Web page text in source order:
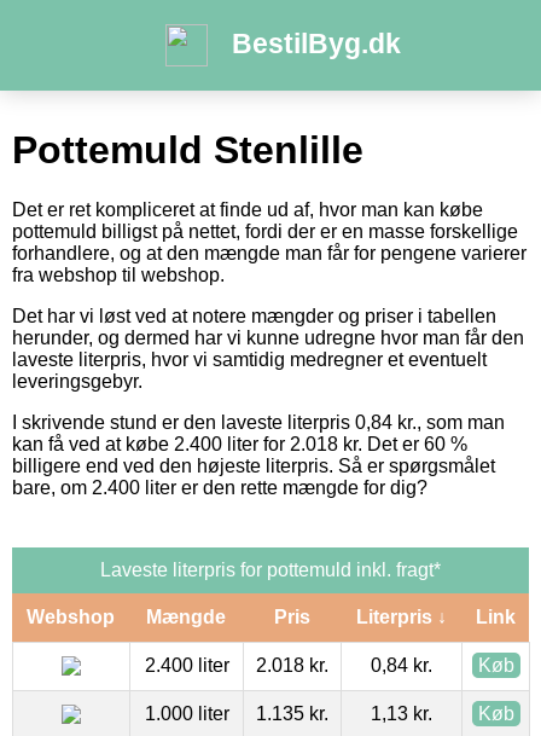
BestilByg.dk
Pottemuld Stenlille
Det er ret kompliceret at finde ud af, hvor man kan købe
pottemuld billigst på nettet, fordi der er en masse forskellige
forhandlere, og at den mængde man får for pengene varierer
fra webshop til webshop.
Det har vi løst ved at notere mængder og priser i tabellen
herunder, og dermed har vi kunne udregne hvor man får den
laveste literpris, hvor vi samtidig medregner et eventuelt
leveringsgebyr.
I skrivende stund er den laveste literpris 0,84 kr., som man
kan få ved at købe 2.400 liter for 2.018 kr. Det er 60 %
billigere end ved den højeste literpris. Så er spørgsmålet
bare, om 2.400 liter er den rette mængde for dig?
Laveste literpris for pottemuld inkl. fragt*
Webshop Mængde Pris Literpris ↓ Link
2.400 liter 2.018 kr. 0,84 kr. Køb
1.000 liter 1.135 kr. 1,13 kr. Køb